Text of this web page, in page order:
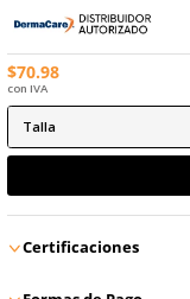
defecto de fabricación.
En inventario,
Producto Certificado
$70.98
con IVA